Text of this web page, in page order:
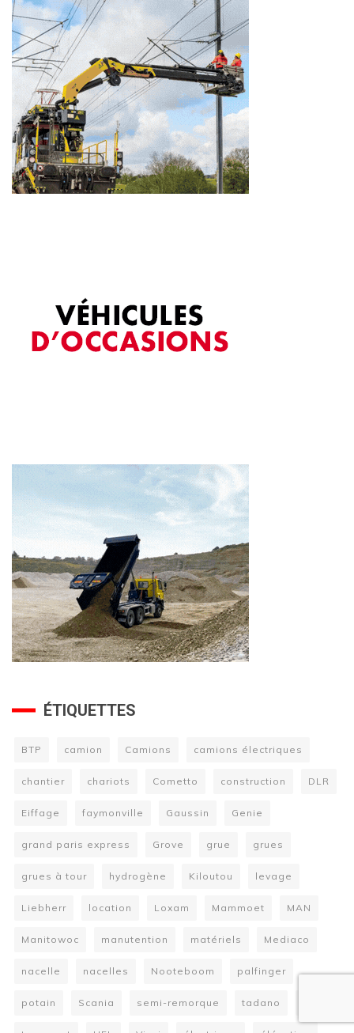
ÉTIQUETTES
BTP camion Camions camions électriques
chantier chariots Cometto construction DLR
Eiffage faymonville Gaussin Genie
grand paris express Grove grue grues
grues à tour hydrogène Kiloutou levage
Liebherr location Loxam Mammoet MAN
Manitowoc manutention matériels Mediaco
nacelle nacelles Nooteboom palfinger
potain Scania semi-remorque tadano